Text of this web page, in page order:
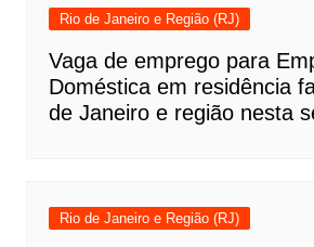
Rio de Janeiro e Região (RJ)
Vaga de emprego para
Doméstica em residência
de Janeiro e região nesta
Rio de Janeiro e Região (RJ)